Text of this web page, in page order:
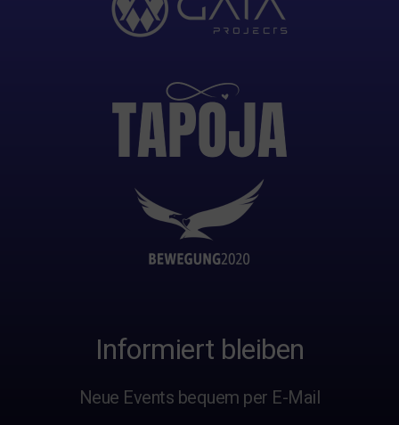
Informiert bleiben
Neue Events bequem per E-Mail